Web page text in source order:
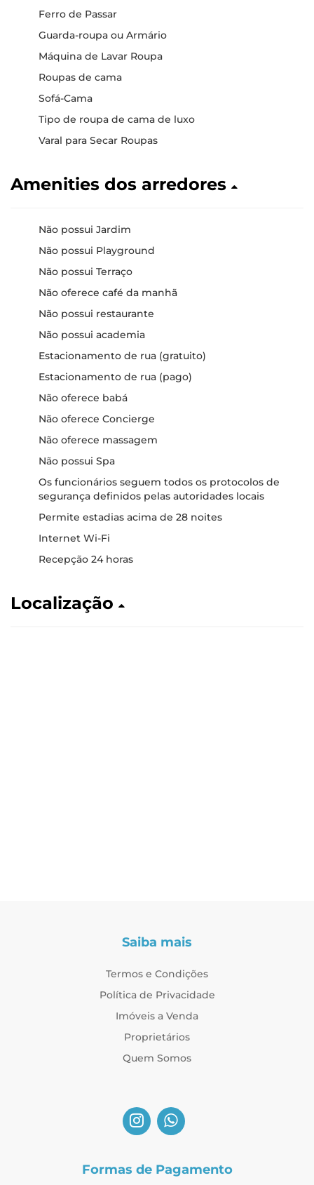
Ferro de Passar
Guarda-roupa ou Armário
Máquina de Lavar Roupa
Roupas de cama
Sofá-Cama
Tipo de roupa de cama de luxo
Varal para Secar Roupas
Amenities dos arredores
Não possui Jardim
Não possui Playground
Não possui Terraço
Não oferece café da manhã
Não possui restaurante
Não possui academia
Estacionamento de rua (gratuito)
Estacionamento de rua (pago)
Não oferece babá
Não oferece Concierge
Não oferece massagem
Não possui Spa
Os funcionários seguem todos os protocolos de
segurança definidos pelas autoridades locais
Permite estadias acima de 28 noites
Internet Wi-Fi
Recepção 24 horas
Localização
Saiba mais
Termos e Condições
Política de Privacidade
Imóveis a Venda
Proprietários
Quem Somos
Formas de Pagamento